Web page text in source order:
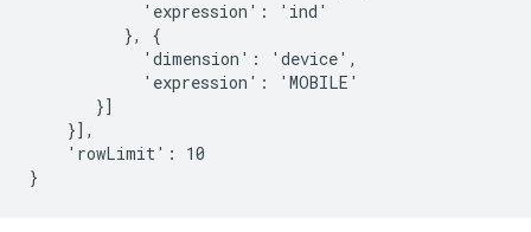
            'expression': 'ind'
          }, {
            'dimension': 'device',
            'expression': 'MOBILE'
       }]
    }],
    'rowLimit': 10